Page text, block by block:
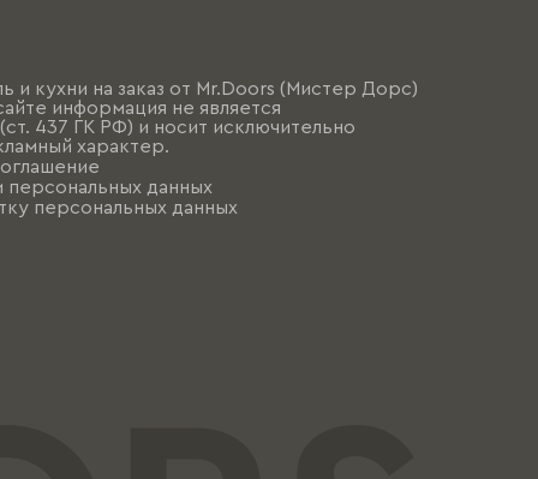
и кухни на заказ от Mr.Doors (Мистер Дорс)
информация не является
437 ГК РФ) и носит исключительно
характер.
персональных данных
персональных данных